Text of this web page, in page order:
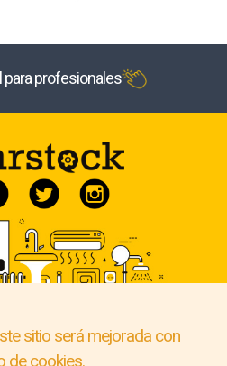
para profesionales
sitio será mejorada con
de cookies.